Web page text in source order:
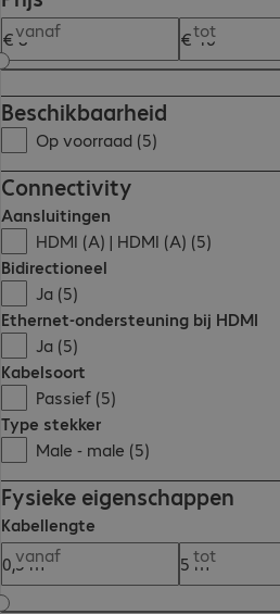
vanaf tot
Beschikbaarheid
Op voorraad (5)
Connectivity
Aansluitingen
HDMI (A) | HDMI (A) (5)
Bidirectioneel
Ja (5)
Ethernet-ondersteuning bij HDMI
Ja (5)
Kabelsoort
Passief (5)
Type stekker
Male - male (5)
Fysieke eigenschappen
Kabellengte
vanaf
tot